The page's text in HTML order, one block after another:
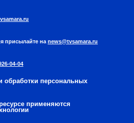
присылайте на news@tvsamara.ru
04-04
обработки персональных
применяются